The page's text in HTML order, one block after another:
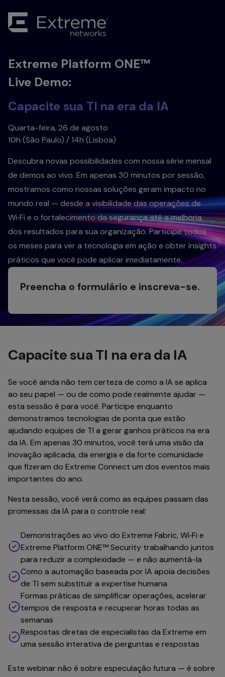
Extreme Platform ONE™
Live Demo:
Capacite sua TI na era da IA
Quarta-feira, 26 de agosto
10h (São Paulo) / 14h (Lisboa)
Descubra novas possibilidades com nossa série mensal
de demos ao vivo. Em apenas 30 minutos por sessão,
mostramos como nossas soluções geram impacto no
mundo real — desde a visibilidade das operações de
Wi‑Fi e o fortalecimento da segurança até a melhoria
dos resultados para sua organização. Participe todos
os meses para ver a tecnologia em ação e obter insights
práticos que você pode aplicar imediatamente.
Preencha o formulário e inscreva-se.
Capacite sua TI na era da IA
Se você ainda não tem certeza de como a IA se aplica
ao seu papel — ou de como pode realmente ajudar —
esta sessão é para você. Participe enquanto
demonstramos tecnologias de ponta que estão
ajudando equipes de TI a gerar ganhos práticos na era
da IA. Em apenas 30 minutos, você terá uma visão da
inovação aplicada, da energia e da forte comunidade
que fizeram do Extreme Connect um dos eventos mais
importantes do ano.
Nesta sessão, você verá como as equipes passam das
promessas da IA para o controle real:
Demonstrações ao vivo do Extreme Fabric, Wi‑Fi e
Extreme Platform ONE™ Security trabalhando juntos
para reduzir a complexidade — e não aumentá-la
Como a automação baseada por IA apoia decisões
de TI sem substituir a expertise humana
Formas práticas de simplificar operações, acelerar
tempos de resposta e recuperar horas todas as
semanas
Respostas diretas de especialistas da Extreme em
uma sessão interativa de perguntas e respostas
Este webinar não é sobre especulação futura — é sobre